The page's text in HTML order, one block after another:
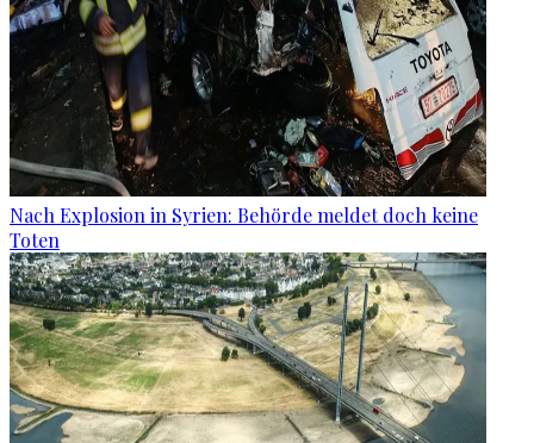
Nach Explosion in Syrien: Behörde meldet doch keine
Toten